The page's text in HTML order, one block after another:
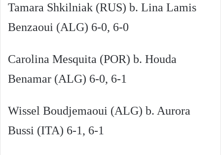
Tamara Shkilniak (RUS) b. Lina Lamis
Benzaoui (ALG) 6-0, 6-0
Carolina Mesquita (POR) b. Houda
Benamar (ALG) 6-0, 6-1
Wissel Boudjemaoui (ALG) b. Aurora
Bussi (ITA) 6-1, 6-1